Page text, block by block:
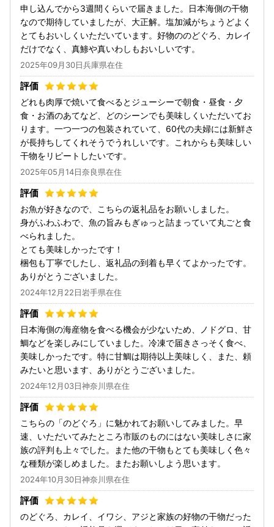
申し込んでから3週間くらいで届きました。日本海側の干物
なので期待していましたが、大正解。塩加減がちょうどよく
とてもおいしくいただいています。好物ののどぐろ、カレイ
だけでなく、真鯵や真いわしもおいしいです。
2025年09月30日兵庫県在住
どれも肉厚で焼いて食べるとジューシーで朝食・昼食・夕
食・お酒のあてなど、どのシーンでも美味しくいただいてお
ります。一つ一つの包装されていて、60代の夫婦には新鮮さ
が長持ちしてくれそうでうれしいです。これからも美味しい
干物をリピートしたいです。
2025年05月14日奈良県在住
お魚が好きなので、こちらの返礼品をお願いしました。
身がふわふわで、魚の旨みもぎゅっと詰まっていて丸ごと食
べられました。
とても美味しかったです！
梱包も丁寧でしたし、返礼品の到着も早くてよかったです。
ありがとうございました。
2024年12月22日岩手県在住
日本海側の海産物を食べる機会が少ないため、ノドグロ、甘
鯛などを楽しみにしていました。冷凍で届きさっそく食べ、
美味しかったです。特に甘鯛は期待以上美味しく、また、頼
みたいと思います、ありがとうございました。
2024年12月03日神奈川県在住
こちらの「のどぐろ」に魅かれてお願いしてみました。早
速、いただいてみたところ市販のものにはない美味しさに家
族の評判も上々でした。また他の干物もとても美味しく色々
な種類が楽しめました。またお願いしよう思います。
2024年10月30日神奈川県在住
のどぐろ、カレイ、イワシ、アジと家族の好物の干物だった